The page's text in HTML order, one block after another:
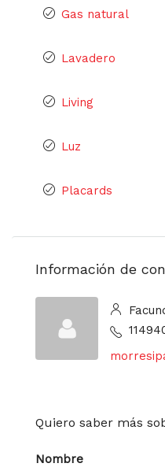
Gas natural
Lavadero
Living
Luz
Placards
Información de
Quiero saber más
Nombre